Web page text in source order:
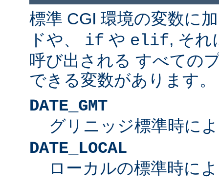
標準 CGI 環境の変数に
ドや、 if や elif, それ
呼び出される すべての
できる変数があります。
DATE_GMT
グリニッジ標準時に
DATE_LOCAL
ローカルの標準時に